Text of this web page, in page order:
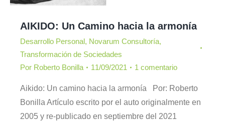
AIKIDO: Un Camino hacia la armonía
Desarrollo Personal, Novarum Consultoría,
Transformación de Sociedades
Por Roberto Bonilla 11/09/2021 1 comentario
Aikido: Un camino hacia la armonía Por: Roberto
Bonilla Artículo escrito por el auto originalmente en
2005 y re-publicado en septiembre del 2021